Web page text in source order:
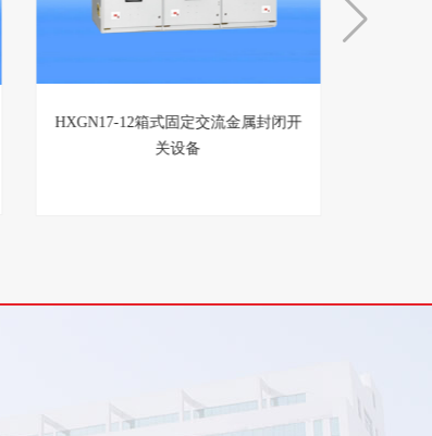
HXGN17-12箱式固定交流金属封闭开
关设备